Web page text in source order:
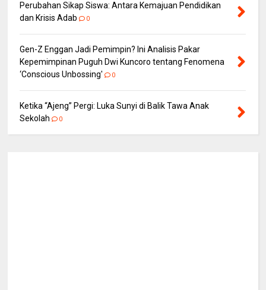
Perubahan Sikap Siswa: Antara Kemajuan Pendidikan
dan Krisis Adab
0
Gen-Z Enggan Jadi Pemimpin? Ini Analisis Pakar
Kepemimpinan Puguh Dwi Kuncoro tentang Fenomena
‘Conscious Unbossing'
0
Ketika “Ajeng” Pergi: Luka Sunyi di Balik Tawa Anak
Sekolah
0